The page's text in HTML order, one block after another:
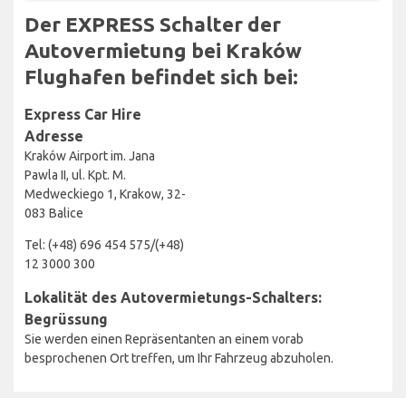
Der EXPRESS Schalter der
Autovermietung bei Kraków
Flughafen befindet sich bei:
Express Car Hire
Adresse
Kraków Airport im. Jana
Pawla II, ul. Kpt. M.
Medweckiego 1, Krakow, 32-
083 Balice
Tel: (+48) 696 454 575/(+48)
12 3000 300
Lokalität des Autovermietungs-Schalters:
Begrüssung
Sie werden einen Repräsentanten an einem vorab
besprochenen Ort treffen, um Ihr Fahrzeug abzuholen.